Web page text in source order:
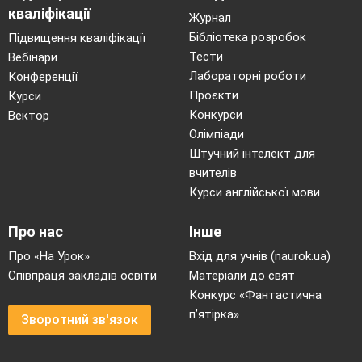
- Чи досягли ми мети?Чи сподобався вам урок .
Дерево для рефлексії.
Оцінки.
Домашнє завдання. Описати сучасну хатину.
кваліфікації
Підвищення кваліфікації
Вебінари
Конференції
Курси
Вектор
Журнал
Бібліотека розробок
Тести
Лабораторні роботи
Проєкти
Конкурси
Олімпіади
Штучний інтелект для
вчителів
Курси англійської мови
Про нас
Про «На Урок»
Співпраця закладів освіти
Зворотний зв'язок
Інше
Вхід для учнів (naurok.ua)
Матеріали до свят
Конкурс «Фантастична
п’ятірка»